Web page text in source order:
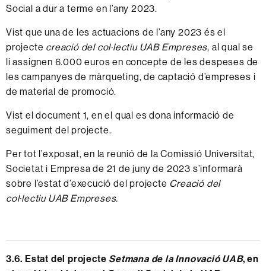
Social a dur a terme en l’any 2023.
Vist que una de les actuacions de l’any 2023 és el
projecte creació del col·lectiu UAB Empreses, al qual se
li assignen 6.000 euros en concepte de les despeses de
les campanyes de màrqueting, de captació d’empreses i
de material de promoció.
Vist eldocument 1, en el qual es dona informació de
seguiment del projecte.
Per tot l’exposat, en la reunió de la Comissió Universitat,
Societat i Empresa de 21 de juny de 2023 s’informarà
sobre l’estat d’execució del projecte Creació del
col·lectiu UAB Empreses.
3.6. Estat del projecte Setmana de la Innovació UAB, en